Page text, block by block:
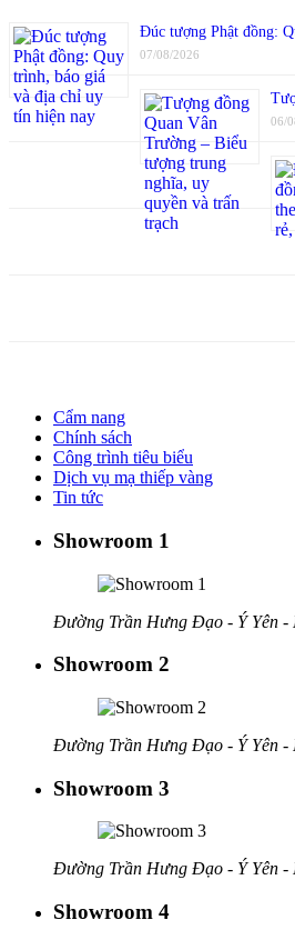
Đúc tượng Phật đồng:
07/08/2026
06/
Cẩm nang
Chính sách
Công trình tiêu biểu
Dịch vụ mạ thiếp vàng
Tin tức
Showroom 1
Đường Trần Hưng Đạo - Ý Yên -
Showroom 2
Đường Trần Hưng Đạo - Ý Yên -
Showroom 3
Đường Trần Hưng Đạo - Ý Yên -
Showroom 4